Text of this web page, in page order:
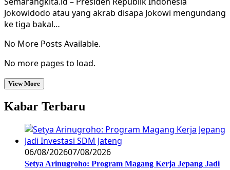
Jokowidodo atau yang akrab disapa Jokowi mengundang
ke tiga bakal…
No More Posts Available.
No more pages to load.
View More
Kabar Terbaru
06/08/202607/08/2026
Setya Arinugroho: Program Magang Kerja Jepang Jadi